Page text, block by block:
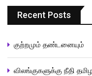
Recent Posts
குற்றமும் தண்டனையும்
விலங்குகளுக்கு நீதி